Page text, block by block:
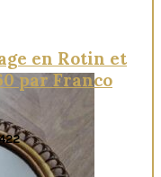
en Rotin et
par Franco